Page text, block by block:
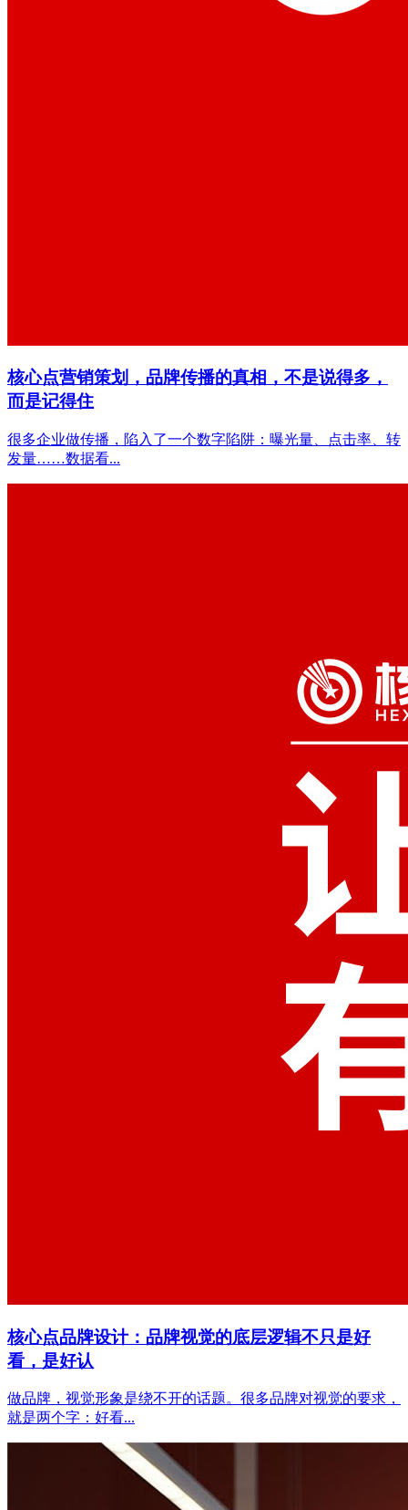
核心点营销策划，品牌传播的真相，不是说得多，
而是记得住
很多企业做传播，陷入了一个数字陷阱：曝光量、点击率、转
发量……数据看...
核心点品牌设计：品牌视觉的底层逻辑不只是好
看，是好认
做品牌，视觉形象是绕不开的话题。很多品牌对视觉的要求，
就是两个字：好看...